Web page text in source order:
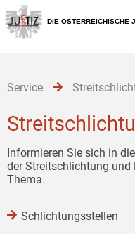
Zur
Hauptnavigation
[1]
Zum
Inhalt
[2]
Zum
Untermenü
[3]
DIE ÖSTERREICHISCHE
Service
Informieren Sie sich in
der Streitschlichtung
Thema.
Schlichtungsstellen